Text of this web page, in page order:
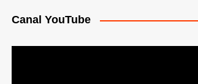
Canal YouTube